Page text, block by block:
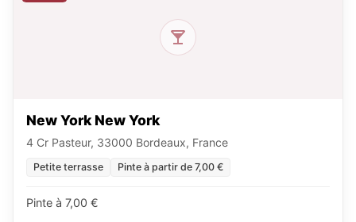
New York New York
4 Cr Pasteur, 33000 Bordeaux, France
Petite terrasse Pinte à partir de 7,00 €
Pinte à 7,00 €